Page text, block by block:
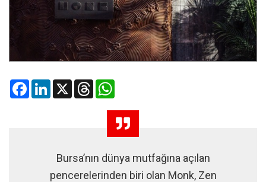
FacebookLinkedIn
X Threads
Bursa’nın dünya mutfağına açılan
pencerelerinden biri olan Monk, Zen